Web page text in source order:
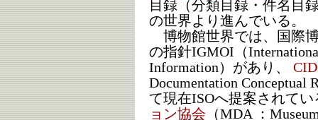
目録（分類目録・件名目
の世界より進んでいる。
博物館世界では、国際
の指針IGMOI（
Information）があり、
Documentation Conceptual
て現在ISOへ提案されて
ョン協会 （MDA ：